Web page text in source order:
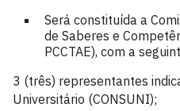
Será constituída a
de Saberes e
PCCTAE), com a
3 (três) representantes
Universitário (CONSUNI);